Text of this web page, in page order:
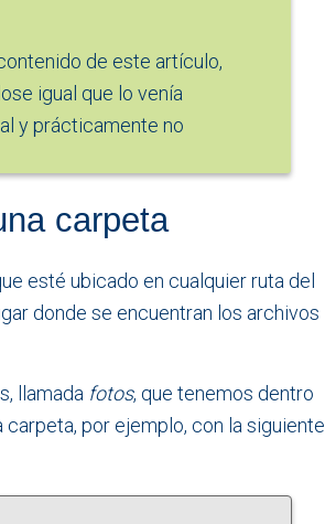
de este artículo,
igual que lo venía
y prácticamente no
carpeta
esté ubicado en cualquier ruta del
donde se encuentran los archivos
llamada fotos, que tenemos dentro
por ejemplo, con la siguiente